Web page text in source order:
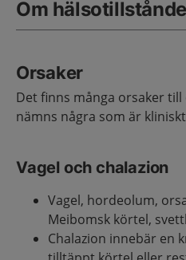
Om
Orsaker
Det finns många orsaker
nämns några som är
Vagel och chalazion
Vagel, hordeolum,
Meibomsk körtel,
Chalazion innebär en